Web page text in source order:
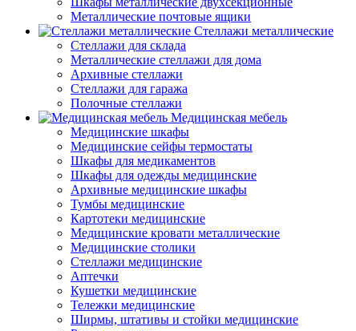
Металлические почтовые ящики
Стеллажи металлические
Стеллажи для склада
Металлические стеллажи для дома
Архивные стеллажи
Стеллажи для гаража
Полочные стеллажи
Медицинская мебель
Медицинские шкафы
Медицинские сейфы термостаты
Шкафы для медикаментов
Шкафы для одежды медицинские
Архивные медицинские шкафы
Тумбы медицинские
Картотеки медицинские
Медицинские кровати металлические
Медицинские столики
Стеллажи медицинские
Аптечки
Кушетки медицинские
Тележки медицинские
Ширмы, штативы и стойки медицинские